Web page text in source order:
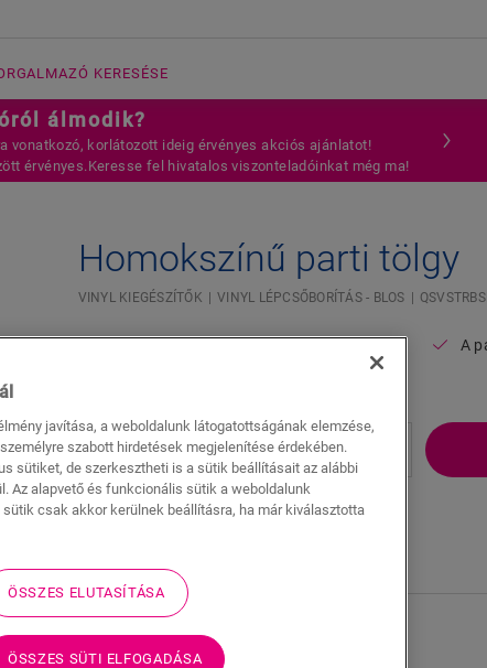
KERESÉSE
álmodik?
vonatkozó, korlátozott ideig érvényes akciós ajánlatot!
érvényes.Keresse fel hivatalos viszonteladóinkat még ma!
Homokszínű parti tölgy
VINYL KIEGÉSZÍTŐK VINYL LÉPCSŐBORÍTÁS - BLOS
A
Letöltések
javítása, a weboldalunk látogatottságának elemzése,
szabott hirdetések megjelenítése érdekében.
sütiket, de szerkesztheti is a sütik beállításait az alábbi
Az alapvető és funkcionális sütik a weboldalunk
csak akkor kerülnek beállításra, ha már kiválasztotta
ÖSSZES ELUTASÍTÁSA
ÖSSZES SÜTI ELFOGADÁSA